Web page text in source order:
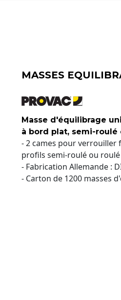
MASSES
Masse d'équilibrage
à bord plat, semi-roulé
- 2 cames pour verrouiller
profils semi-roulé ou roulé
- Fabrication Allemande :
- Carton de 1200 masses